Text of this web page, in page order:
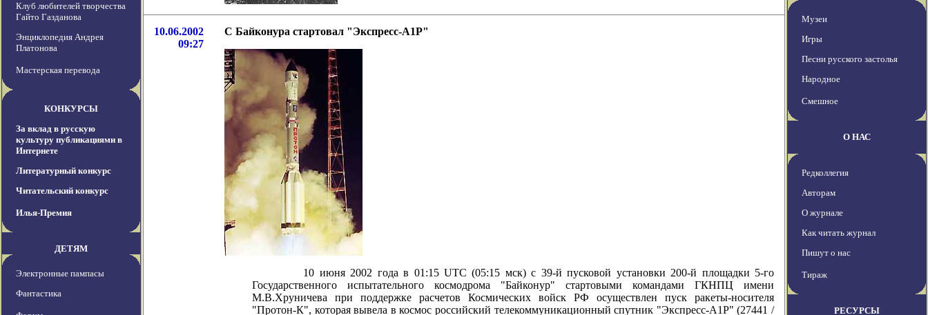
Клуб любителей творчества
Гайто Газданова
Энциклопедия Андрея
Платонова
Мастерская перевода
КОНКУРСЫ
За вклад в русскую
культуру публикациями в
Интернете
Литературный конкурс
Читательский конкурс
Илья-Премия
ДЕТЯМ
Электронные пампасы
Фантастика
10.06.2002
09:27
С Байконура стартовал "Экспресс-А1Р"
10 июня 2002 года в 01:15 UTC (05:15 мск) с 39-й пусковой установки 200-й площадки 5-го
Государственного испытательного космодрома "Байконур" стартовыми командами ГКНПЦ имени
М.В.Хруничева при поддержке расчетов Космических войск РФ осуществлен пуск ракеты-носителя
"Протон-К", которая вывела в космос российский телекоммуникационный спутник "Экспресс-А1Р" (27441 /
Музеи
Игры
Песни русского застолья
Народное
Смешное
О НАС
Редколлегия
Авторам
О журнале
Как читать журнал
Пишут о нас
Тираж
РЕСУРСЫ